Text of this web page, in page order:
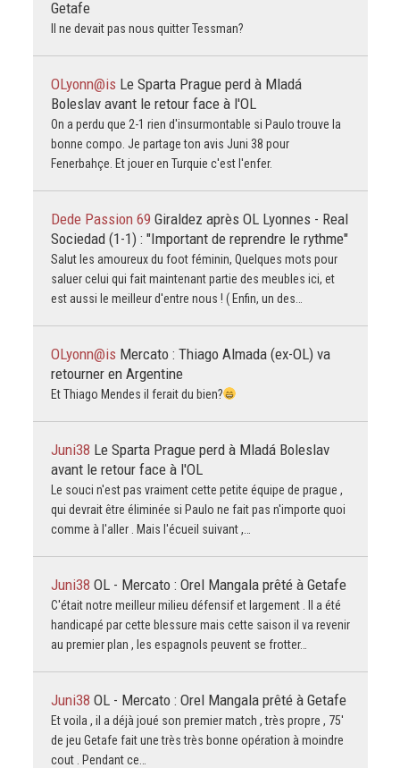
Getafe
Il ne devait pas nous quitter Tessman?
OLyonn@is Le Sparta Prague perd à Mladá
Boleslav avant le retour face à l'OL
On a perdu que 2-1 rien d'insurmontable si Paulo trouve la
bonne compo. Je partage ton avis Juni 38 pour
Fenerbahçe. Et jouer en Turquie c'est l'enfer.
Dede Passion 69 Giraldez après OL Lyonnes - Real
Sociedad (1-1) : "Important de reprendre le rythme"
Salut les amoureux du foot féminin, Quelques mots pour
saluer celui qui fait maintenant partie des meubles ici, et
est aussi le meilleur d'entre nous ! ( Enfin, un des…
OLyonn@is Mercato : Thiago Almada (ex-OL) va
retourner en Argentine
Et Thiago Mendes il ferait du bien?
Juni38 Le Sparta Prague perd à Mladá Boleslav
avant le retour face à l'OL
Le souci n'est pas vraiment cette petite équipe de prague ,
qui devrait être éliminée si Paulo ne fait pas n'importe quoi
comme à l'aller . Mais l'écueil suivant ,…
Juni38 OL - Mercato : Orel Mangala prêté à Getafe
C'était notre meilleur milieu défensif et largement . Il a été
handicapé par cette blessure mais cette saison il va revenir
au premier plan , les espagnols peuvent se frotter…
Juni38 OL - Mercato : Orel Mangala prêté à Getafe
Et voila , il a déjà joué son premier match , très propre , 75'
de jeu Getafe fait une très très bonne opération à moindre
cout . Pendant ce…